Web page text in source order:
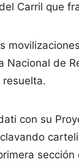
Carril que
Nacional de
resuelta.
con su